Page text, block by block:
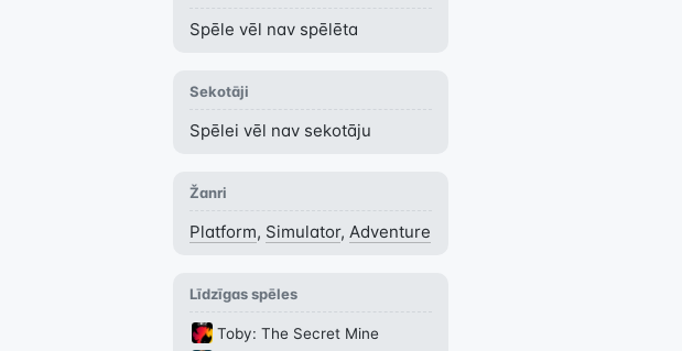
Spēle vēl nav spēlēta
Sekotāji
Spēlei vēl nav sekotāju
Žanri
Platform, Simulator, Adventure
Līdzīgas spēles
Toby: The Secret Mine